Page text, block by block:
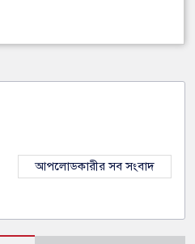
আপলোডকারীর সব সংবাদ